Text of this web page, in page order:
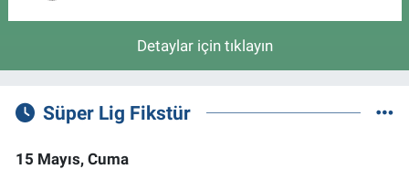
Detaylar için tıklayın
Süper Lig Fikstür
15 Mayıs, Cuma